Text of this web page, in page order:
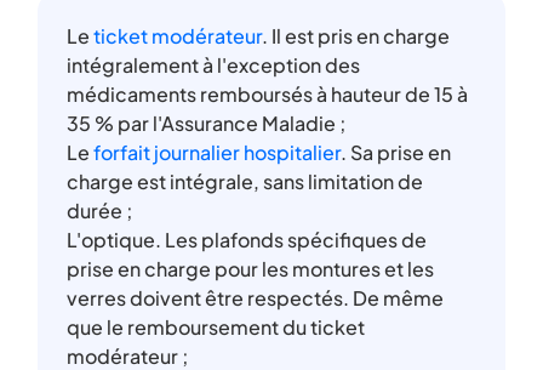
Leticket modérateur. Il est pris en charge
intégralement à l'exception des
médicaments remboursés à hauteur de 15 à
35 % par l'Assurance Maladie ;
Leforfait journalier hospitalier. Sa prise en
charge est intégrale, sans limitation de
durée ;
L'optique. Les plafonds spécifiques de
prise en charge pour les montures et les
verres doivent être respectés. De même
que le remboursement du ticket
modérateur ;